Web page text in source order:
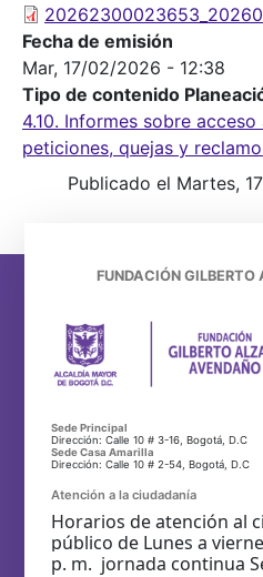
Fecha de emisión
Mar, 17/02/2026 - 12:38
Tipo de contenido
4.10. Informes sobre
peticiones, quejas y
Publicado el Martes,
FUNDACIÓN
Sede Principal
Dirección: Calle 10 # 3-16, Bogotá, D.C
Sede Casa Amarilla
Dirección: Calle 10 # 2-54, Bogotá, D.C
Atención a la ciudadanía
Horarios de atención al
público de Lunes a
p. m. jornada continua